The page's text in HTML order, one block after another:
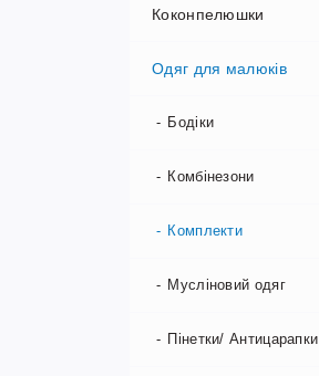
Коконпелюшки
Одяг для малюків
Бодіки
Комбінезони
Комплекти
Мусліновий одяг
Пінетки/ Антицарапки